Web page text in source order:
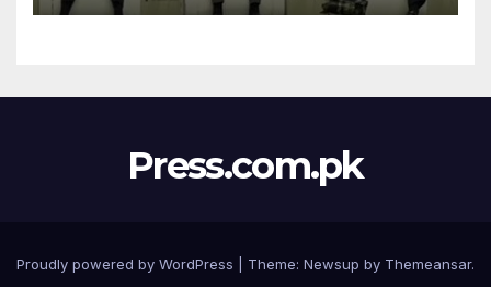
Press.com.pk
Proudly powered by WordPress Theme: Newsup by Themeansar.